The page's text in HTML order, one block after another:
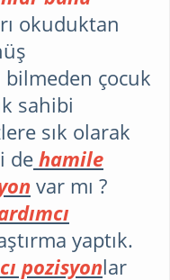
okuduktan
çocuk
sahibi
sık olarak
dehamile
var mı ?
yaptık.
pozisyonlar